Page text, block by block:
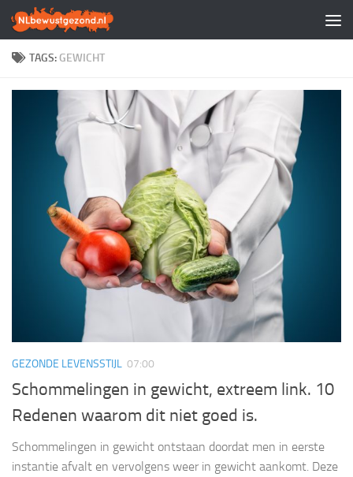
Doorgaan naar inhoud
TAGS: GEWICHT
GEZONDE LEVENSSTIJL 07:00
Schommelingen in gewicht, extreem link. 10
Redenen waarom dit niet goed is.
Schommelingen in gewicht ontstaan doordat men in eerste
instantie afvalt en vervolgens weer in gewicht aankomt. Deze